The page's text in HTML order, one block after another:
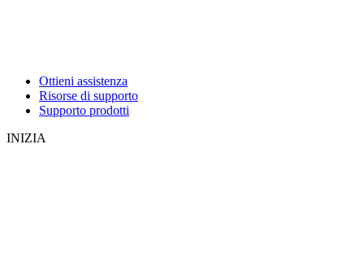
Ottieni assistenza
Risorse di supporto
Supporto prodotti
INIZIA